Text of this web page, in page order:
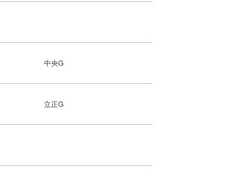
中央G
立正G